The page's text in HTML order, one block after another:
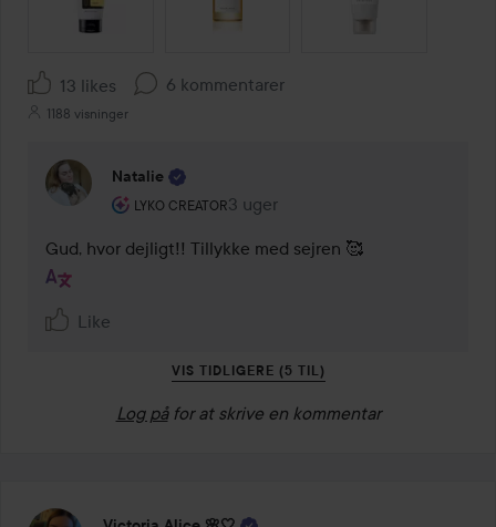
13 likes 6 kommentarer
1188 visninger
Natalie
LYKO CREATOR
Brugerens rolle: Lyko Creator.
3 uger
Kommentaren lades 3 uger
Gud, hvor dejligt!! Tillykke med sejren 🥰
Like
VIS TIDLIGERE (5 TIL)
Log på for at skrive en kommentar